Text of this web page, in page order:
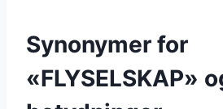
Synonymer for
«FLYSELSKAP»